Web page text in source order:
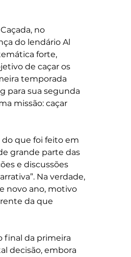
no
do lendário Al
forte,
de caçar os
temporada
para sua segunda
missão: caçar
que foi feito em
grande parte das
e discussões
Na verdade,
novo ano, motivo
da que
final da primeira
decisão, embora